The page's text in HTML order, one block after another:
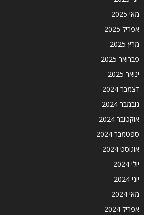
מאי 2025
אפריל 2025
מרץ 2025
פברואר 2025
ינואר 2025
דצמבר 2024
נובמבר 2024
אוקטובר 2024
ספטמבר 2024
אוגוסט 2024
יולי 2024
יוני 2024
מאי 2024
אפריל 2024